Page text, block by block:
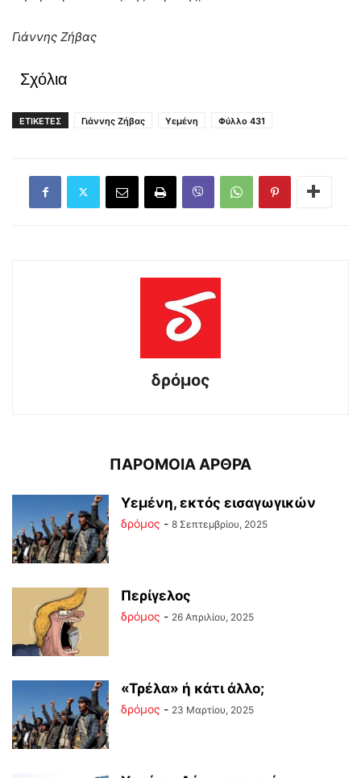
Γιάννης Ζήβας
Σχόλια
ΕΤΙΚΕΤΕΣ Γιάννης Ζήβας Υεμένη Φύλλο 431
δρόμος
ΠΑΡΟΜΟΙΑ ΑΡΘΡΑ
Υεμένη, εκτός εισαγωγικών
δρόμος - 8 Σεπτεμβρίου, 2025
Περίγελος
δρόμος - 26 Απριλίου, 2025
«Τρέλα» ή κάτι άλλο;
δρόμος - 23 Μαρτίου, 2025